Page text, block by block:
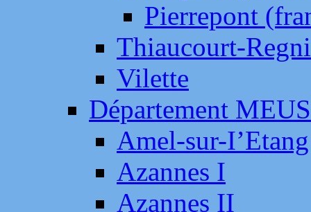
Pierrepont
Thiaucourt-
Vilette
Département
Amel-sur-
Azannes I
Azannes II